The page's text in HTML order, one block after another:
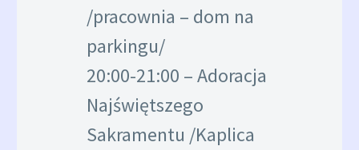
/pracownia – dom na
parkingu/
20:00-21:00 – Adoracja
Najświętszego
Sakramentu /Kaplica